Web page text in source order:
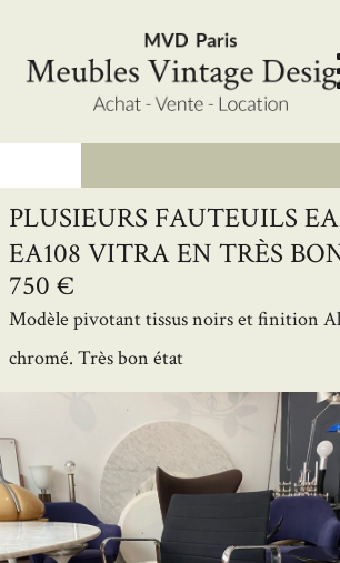
PLUSIEURS FAUTEUILS
EA108 VITRA EN TRÈS
750 €
Modèle pivotant tissus noirs et finition
chromé. Très bon état